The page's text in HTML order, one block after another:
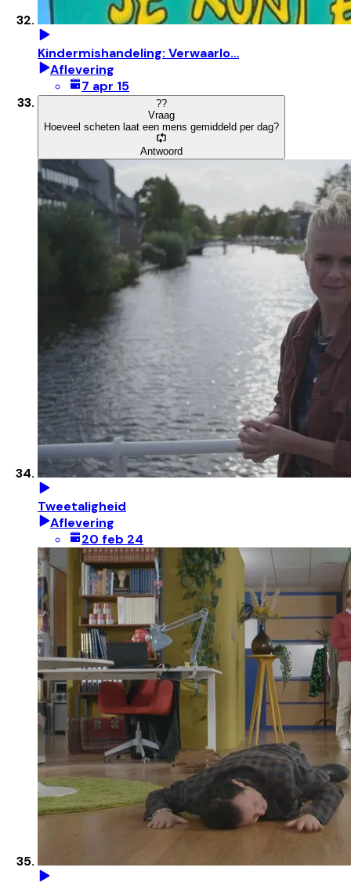
Kindermishandeling: Verwaarlo…
Aflevering
7 apr 15
??
Vraag
Hoeveel scheten laat een mens gemiddeld per dag?
Antwoord
Tweetaligheid
Aflevering
20 feb 24